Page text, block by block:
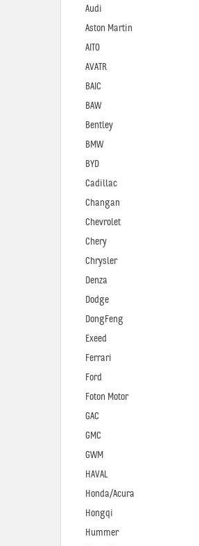
Audi
Aston Martin
AITO
AVATR
BAIC
BAW
Bentley
BMW
BYD
Cadillac
Changan
Chevrolet
Chery
Chrysler
Denza
Dodge
DongFeng
Exeed
Ferrari
Ford
Foton Motor
GAC
GMC
GWM
HAVAL
Honda/Acura
Hongqi
Hummer